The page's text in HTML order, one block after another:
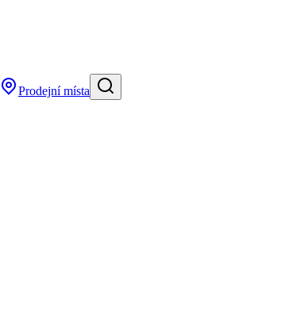
Prodejní místa